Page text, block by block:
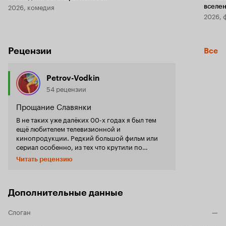
2026, комедия
2026,
Рецензии Все
Petrov-Vodkin
54 рецензии
Прощание Славянки
В не таких уже далёких 00-х годах я был тем
ещё любителем телевизионной и
кинопродукции. Редкий большой фильм или
сериал особенно, из тех что крутили по
центральным каналам, которые удавалось
ловить, проходил мимо меня. Правда смотрел я
Посему, когда в середине позапрошлого
десятилетия начался подъём русской
киноиндустрии и стали появляться
Читать рецензию
Дополнительные данные
Слоган
—